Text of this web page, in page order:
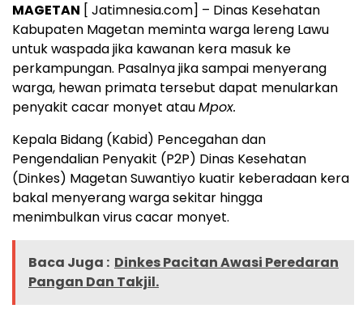
MAGETAN [ Jatimnesia.com] – Dinas Kesehatan
Kabupaten Magetan meminta warga lereng Lawu
untuk waspada jika kawanan kera masuk ke
perkampungan. Pasalnya jika sampai menyerang
warga, hewan primata tersebut dapat menularkan
penyakit cacar monyet atauMpox.
Kepala Bidang (Kabid) Pencegahan dan
Pengendalian Penyakit (P2P) Dinas Kesehatan
(Dinkes) Magetan Suwantiyo kuatir keberadaan kera
bakal menyerang warga sekitar hingga
menimbulkan virus cacar monyet.
Baca Juga : Dinkes Pacitan Awasi Peredaran
Pangan Dan Takjil.